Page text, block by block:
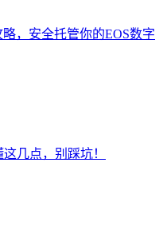
，安全托管你的EOS数字
几点，别踩坑！